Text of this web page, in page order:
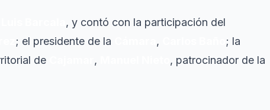
, y contó con la participación del
; el presidente de la ,
; la
de ,
, patrocinador de la